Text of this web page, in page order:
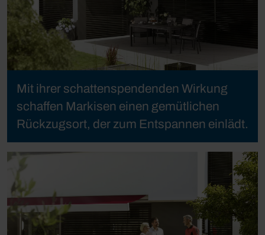
Mit ihrer schattenspendenden Wirkung
schaffen Markisen einen gemütlichen
Rückzugsort, der zum Entspannen einlädt.